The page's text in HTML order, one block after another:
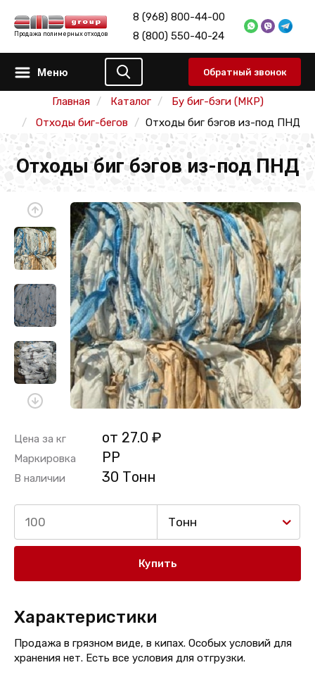
Продажа полимерных отходов
8 (968) 800-44-00
8 (800) 550-40-24
Меню Обратный звонок
Главная Каталог
Бу биг-бэги (МКР)
Отходы биг-бегов
Отходы биг бэгов из-под ПНД
Отходы биг бэгов из-под ПНД
Цена за кг от 27.0 ₽
Маркировка PP
В наличии 30 Тонн
Тонн
Купить
Характеристики
Продажа в грязном виде, в кипах. Особых условий для
хранения нет. Есть все условия для отгрузки.